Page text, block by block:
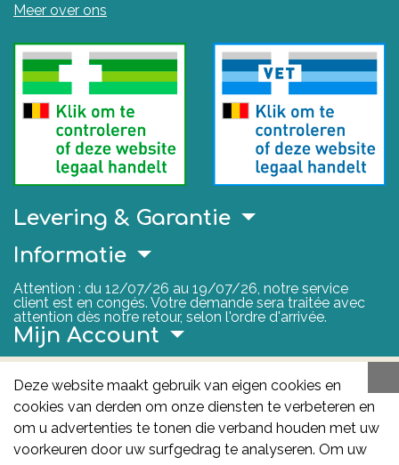
Meer over ons
Levering & Garantie
Deze website maakt gebruik van eigen cookies en
cookies van derden om onze diensten te verbeteren en
om u advertenties te tonen die verband houden met uw
voorkeuren door uw surfgedrag te analyseren. Om uw
Informatie
Attention : du 12/07/26 au 19/07/26, notre service
client est en congés. Votre demande sera traitée avec
attention dès notre retour, selon l'ordre d'arrivée.
Mijn Account
FAGG
Het FAGG is de bevoegde autoriteit voor